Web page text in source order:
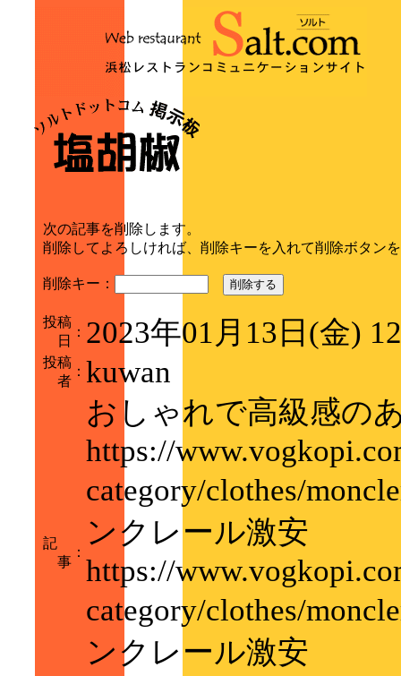
次の記事を削除します。
削除してよろしければ、削除キーを入れて削除ボタン
削除キー： 削除する
投稿
日
： 2023年01月13日(金)
投稿
者
： kuwan
記
事
：
おしゃれで高級感の
https://
category/clothes/
ンクレール激安
https://
category/clothes/
ンクレール激安